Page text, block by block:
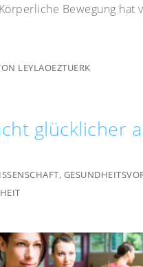
Bewegung hat
LEYLAOEZTUERK
glücklicher
,